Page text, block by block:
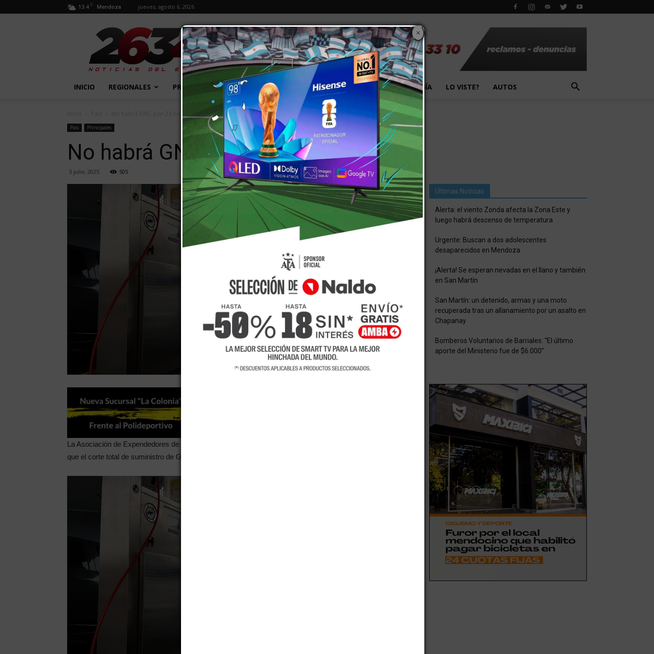
13.4 C Mendoza jueves, agosto 6, 2026
2634
Diario
INICIO REGIONALES PROVINCIALES EXTRA! MUNDO PAÍS EVENTOS TECNOLOGÍA LO VISTE? AUTOS
País Principales
No habrá GNC por 24 horas más
3 julio, 2025 505
La Asociación de Expendedores de nafta y afines de Mendoza, confirmó pasadas las 13 de este jueves,
que el corte total de suministro de GNC de las estaciones de servicio se mantendrá un día más.
×
Últimas Noticias
Alerta: el viento Zonda afecta la Zona Este y
luego habrá descenso de temperatura
Urgente: Buscan a dos adolescentes
desaparecidos en Mendoza
¡Alerta! Se esperan nevadas en el llano y también
en San Martín
San Martín: un detenido, armas y una moto
recuperada tras un allanamiento por un asalto en
Chapanay
Bomberos Voluntarios de Barriales: “El último
aporte del Ministerio fue de $6.000”